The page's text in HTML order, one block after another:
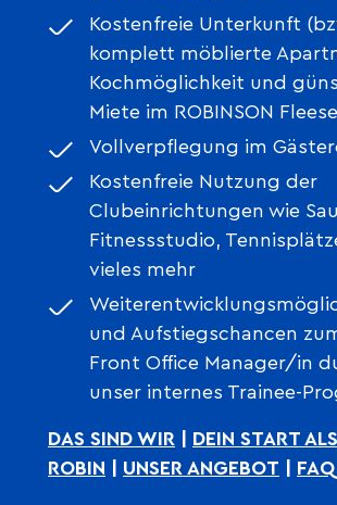
Kostenfreie Unterkunft
komplett möblierte
Kochmöglichkeit und
Miete im ROBINSON
Vollverpflegung im
Kostenfreie Nutzung der
Clubeinrichtungen wie
Fitnessstudio,
vieles mehr
und Aufstiegschancen
Front Office Manager/in
unser internes Trainee-
DAS SIND WIR
DEIN START ALS
ROBIN
UNSER ANGEBOT FAQ